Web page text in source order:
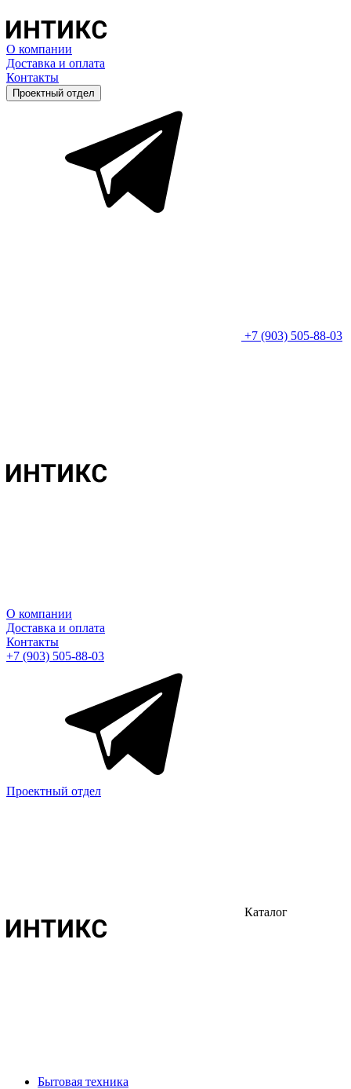
О компании
Доставка и оплата
Контакты
Проектный отдел
+7 (903) 505-88-03
О компании
Доставка и оплата
Контакты
+7 (903) 505-88-03
Проектный отдел
Каталог
Бытовая техника